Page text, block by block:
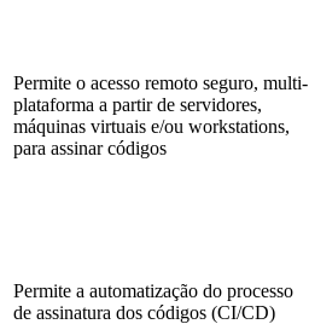
Permite o acesso remoto seguro, multi-
plataforma a partir de servidores,
máquinas virtuais e/ou workstations,
para assinar códigos
Permite a automatização do processo
de assinatura dos códigos (CI/CD)